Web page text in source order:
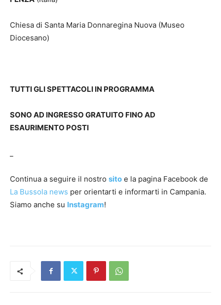
Chiesa di Santa Maria Donnaregina Nuova (Museo
Diocesano)
TUTTI GLI SPETTACOLI IN PROGRAMMA
SONO AD INGRESSO GRATUITO FINO AD
ESAURIMENTO POSTI
Continua a seguire il nostro sito e la pagina Facebook de
La Bussola news per orientarti e informarti in Campania.
Siamo anche su Instagram!